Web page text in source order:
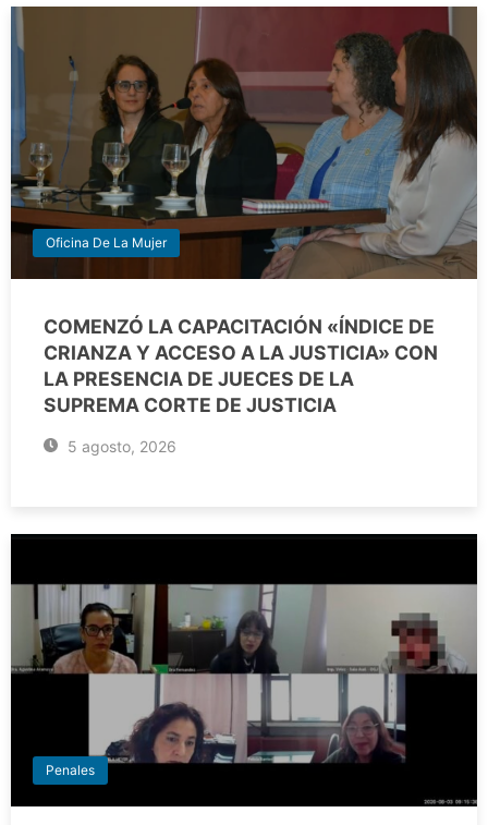
Oficina De La Mujer
COMENZÓ LA CAPACITACIÓN «ÍNDICE DE
CRIANZA Y ACCESO A LA JUSTICIA» CON
LA PRESENCIA DE JUECES DE LA
SUPREMA CORTE DE JUSTICIA
5 agosto, 2026
Penales